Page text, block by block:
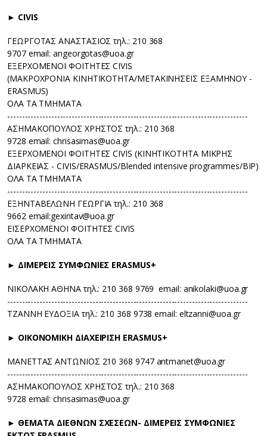
► CIVIS
ΓΕΩΡΓΟΤΑΣ ΑΝΑΣΤΑΣΙΟΣ τηλ.: 210 368
9707 email: angeorgotas@uoa.gr
ΕΞΕΡΧΟΜΕΝΟΙ ΦΟΙΤΗΤΕΣ CIVIS
(ΜΑΚΡΟΧΡΟΝΙΑ ΚΙΝΗΤΙΚΟΤΗΤΑ/ΜΕΤΑΚΙΝΗΣΕΙΣ ΕΞΑΜΗΝΟΥ -
ERASMUS)
ΟΛΑ ΤΑ ΤΜΗΜΑΤΑ
----------------------------------------------------------------------------------
ΑΣΗΜΑΚΟΠΟΥΛΟΣ ΧΡΗΣΤΟΣ τηλ.: 210 368
9728 email: chrisasimas@uoa.gr
ΕΞΕΡΧΟΜΕΝΟΙ ΦΟΙΤΗΤΕΣ CIVIS (ΚΙΝΗΤΙΚΟΤΗΤΑ ΜΙΚΡΗΣ
ΔΙΑΡΚΕΙΑΣ - CIVIS/ERASMUS/Blended intensive programmes/BIP)
ΟΛΑ ΤΑ ΤΜΗΜΑΤΑ
----------------------------------------------------------------------------------
ΕΞΗΝΤΑΒΕΛΩΝΗ ΓΕΩΡΓΙΑ τηλ.: 210 368
9662 email:gexintav@uoa.gr
ΕΙΣΕΡΧΟΜΕΝΟΙ ΦΟΙΤΗΤΕΣ CIVIS
ΟΛΑ ΤΑ ΤΜΗΜΑΤΑ
► ΔΙΜΕΡΕΙΣ ΣΥΜΦΩΝΙΕΣ ERASMUS+
ΝΙΚΟΛΑΚΗ ΑΘΗΝΑ τηλ.: 210 368 9769 email: anikolaki@uoa.gr
----------------------------------------------------------------------------------
ΤΖΑΝNΗ ΕΥΔΟΞΙΑ τηλ.: 210 368 9738 email: eltzanni@uoa.gr
► ΟΙΚΟΝΟΜΙΚΗ ΔΙΑΧΕΙΡΙΣΗ ERASMUS+
ΜΑΝΕΤΤΑΣ ΑΝΤΩΝΙΟΣ 210 368 9747 antmanet@uoa.gr
----------------------------------------------------------------------------------
ΑΣΗΜΑΚΟΠΟΥΛΟΣ ΧΡΗΣΤΟΣ τηλ.: 210 368
9728 email: chrisasimas@uoa.gr
► ΘΕΜΑΤΑ ΔΙΕΘΝΩΝ ΣΧΕΣΕΩΝ- ΔΙΜΕΡΕΙΣ ΣΥΜΦΩΝΙΕΣ